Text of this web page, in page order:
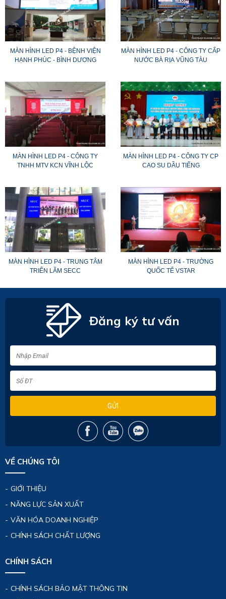
MÀN HÌNH LED P4 - BỆNH VIỆN
HẠNH PHÚC - BÌNH DƯƠNG
MÀN HÌNH LED P4 - CÔNG TY CẤP
NƯỚC BÀ RỊA VŨNG TÀU
MÀN HÌNH LED P4 - CÔNG TY
TNHH MTV KCN VĨNH LỘC
MÀN HÌNH LED P4 - CÔNG TY CP
CAO SU DẦU TIẾNG
MÀN HÌNH LED P4 - TRUNG TÂM
TRIỂN LÃM SECC
MÀN HÌNH LED P4 - TRƯỜNG
QUỐC TẾ VSTAR
Đăng ký tư vấn
GỬI
VỀ CHÚNG TÔI
GIỚI THIỆU
NĂNG LỰC SẢN XUẤT
VĂN HÓA DOANH NGHIỆP
CHÍNH SÁCH CHẤT LƯỢNG
CHÍNH SÁCH
CHÍNH SÁCH BẢO MẬT THÔNG TIN